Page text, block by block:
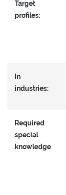
Target
profiles:
In
industries:
Required
special
knowledge